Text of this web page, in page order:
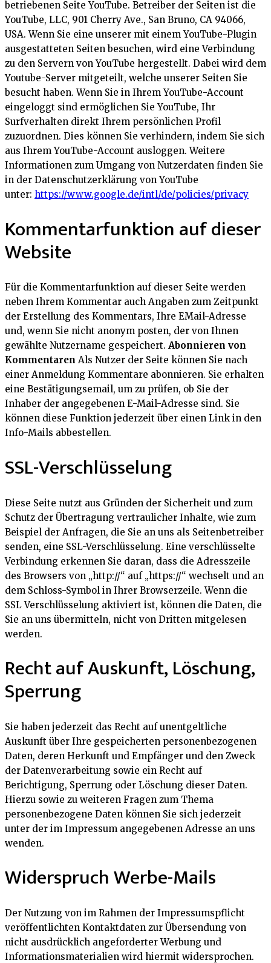
betriebenen Seite YouTube. Betreiber der Seiten ist die
YouTube, LLC, 901 Cherry Ave., San Bruno, CA 94066,
USA. Wenn Sie eine unserer mit einem YouTube-Plugin
ausgestatteten Seiten besuchen, wird eine Verbindung
zu den Servern von YouTube hergestellt. Dabei wird dem
Youtube-Server mitgeteilt, welche unserer Seiten Sie
besucht haben. Wenn Sie in Ihrem YouTube-Account
eingeloggt sind ermöglichen Sie YouTube, Ihr
Surfverhalten direkt Ihrem persönlichen Profil
zuzuordnen. Dies können Sie verhindern, indem Sie sich
aus Ihrem YouTube-Account ausloggen. Weitere
Informationen zum Umgang von Nutzerdaten finden Sie
in der Datenschutzerklärung von YouTube
unter: https://www.google.de/intl/de/policies/privacy
Kommentarfunktion auf dieser
Website
Für die Kommentarfunktion auf dieser Seite werden
neben Ihrem Kommentar auch Angaben zum Zeitpunkt
der Erstellung des Kommentars, Ihre EMail-Adresse
und, wenn Sie nicht anonym posten, der von Ihnen
gewählte Nutzername gespeichert. Abonnieren von
Kommentaren Als Nutzer der Seite können Sie nach
einer Anmeldung Kommentare abonnieren. Sie erhalten
eine Bestätigungsemail, um zu prüfen, ob Sie der
Inhaber der angegebenen E-Mail-Adresse sind. Sie
können diese Funktion jederzeit über einen Link in den
Info-Mails abbestellen.
SSL-Verschlüsselung
Diese Seite nutzt aus Gründen der Sicherheit und zum
Schutz der Übertragung vertraulicher Inhalte, wie zum
Beispiel der Anfragen, die Sie an uns als Seitenbetreiber
senden, eine SSL-Verschlüsselung. Eine verschlüsselte
Verbindung erkennen Sie daran, dass die Adresszeile
des Browsers von „http://“ auf „https://“ wechselt und an
dem Schloss-Symbol in Ihrer Browserzeile. Wenn die
SSL Verschlüsselung aktiviert ist, können die Daten, die
Sie an uns übermitteln, nicht von Dritten mitgelesen
werden.
Recht auf Auskunft, Löschung,
Sperrung
Sie haben jederzeit das Recht auf unentgeltliche
Auskunft über Ihre gespeicherten personenbezogenen
Daten, deren Herkunft und Empfänger und den Zweck
der Datenverarbeitung sowie ein Recht auf
Berichtigung, Sperrung oder Löschung dieser Daten.
Hierzu sowie zu weiteren Fragen zum Thema
personenbezogene Daten können Sie sich jederzeit
unter der im Impressum angegebenen Adresse an uns
wenden.
Widerspruch Werbe-Mails
Der Nutzung von im Rahmen der Impressumspflicht
veröffentlichten Kontaktdaten zur Übersendung von
nicht ausdrücklich angeforderter Werbung und
Informationsmaterialien wird hiermit widersprochen.